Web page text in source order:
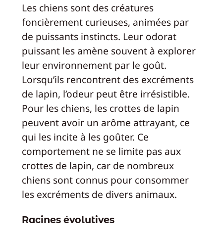
Les chiens sont des créatures
foncièrement curieuses, animées par
de puissants instincts. Leur odorat
puissant les amène souvent à explorer
leur environnement par le goût.
Lorsqu’ils rencontrent des excréments
de lapin, l’odeur peut être irrésistible.
Pour les chiens, les crottes de lapin
peuvent avoir un arôme attrayant, ce
qui les incite à les goûter. Ce
comportement ne se limite pas aux
crottes de lapin, car de nombreux
chiens sont connus pour consommer
les excréments de divers animaux.
Racines évolutives